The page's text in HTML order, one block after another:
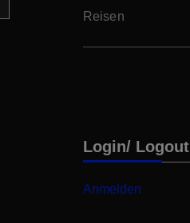
Reisen
Login/ Logout
Anmelden